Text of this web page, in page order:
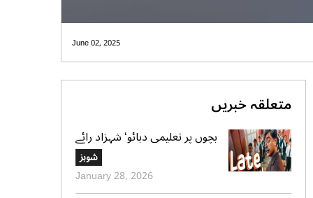
June 02, 2025
متعلقہ خبریں
بچوں پر تعلیمی دبائو‘ شہزاد رائے
کا نیا گانا سوشل میڈیا پر وائرل
شوبز
January 28, 2026